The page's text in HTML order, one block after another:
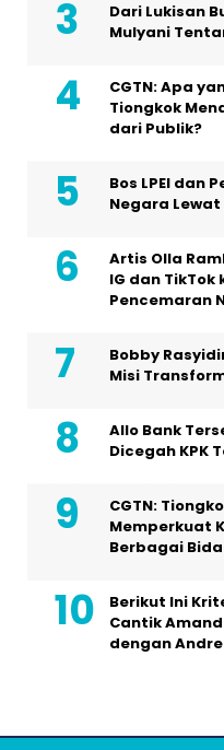
Dari Lukisan
Mulyani
CGTN: Apa
Tiongkok
dari Publik?
Bos LPEI dan
Negara
Artis Olla
IG dan
Pencemaran
Bobby
Misi
Allo Bank
Dicegah KPK
CGTN:
Memperkuat
Berbagai
Berikut Ini
Cantik
dengan